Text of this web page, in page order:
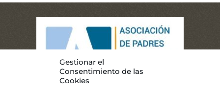
Gestionar el
Consentimiento de las
Cookies